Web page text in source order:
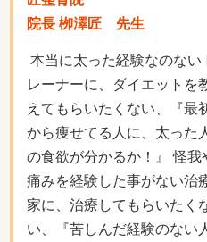
院長 栁澤匠 先生
本当に太った経験なのない
レーナーに、ダイエットを
えてもらいたくない、『最
から痩せてる人に、太った
の食欲が分かるか！』 怪我
痛みを経験した事がない治
家に、治療してもらいたく
い、『苦しんだ経験のない